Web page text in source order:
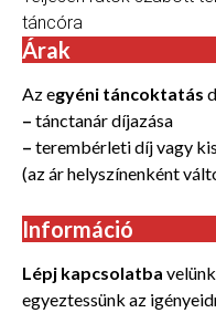
táncóra
Árak
Az egyéni táncoktatás
– tánctanár díjazása
– terembérleti díj vagy
(az ár helyszínenként
Információ
Lépj kapcsolatba
egyeztessünk az